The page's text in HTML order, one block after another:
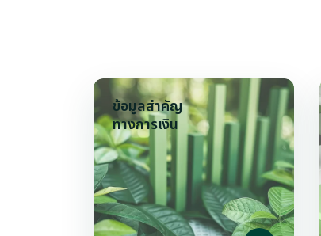
ข้อมูลสำคัญ
ทางการเงิน